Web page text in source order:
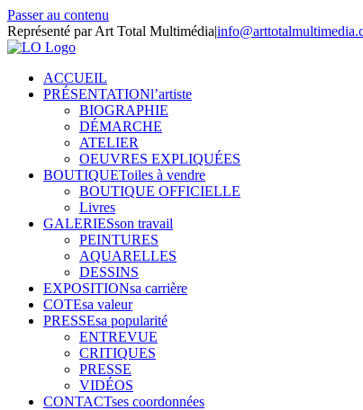
Passer au contenu
Représenté par Art Total Multimédia|
ACCUEIL
PRÉSENTATIONl’artiste
BIOGRAPHIE
DÉMARCHE
ATELIER
OEUVRES EXPLIQUÉES
BOUTIQUEToiles à vendre
BOUTIQUE OFFICIELLE
Livres
GALERIESson travail
PEINTURES
AQUARELLES
DESSINS
EXPOSITIONsa carrière
COTEsa valeur
PRESSEsa popularité
ENTREVUE
CRITIQUES
PRESSE
VIDÉOS
CONTACTses coordonnées